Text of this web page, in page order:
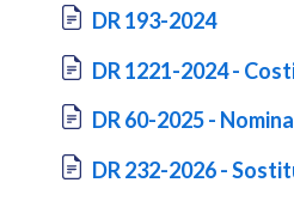
Document
DR 193-2024
Document
DR 1221-2024 -
Document
DR 60-2025 -
Document
DR 232-2026 -